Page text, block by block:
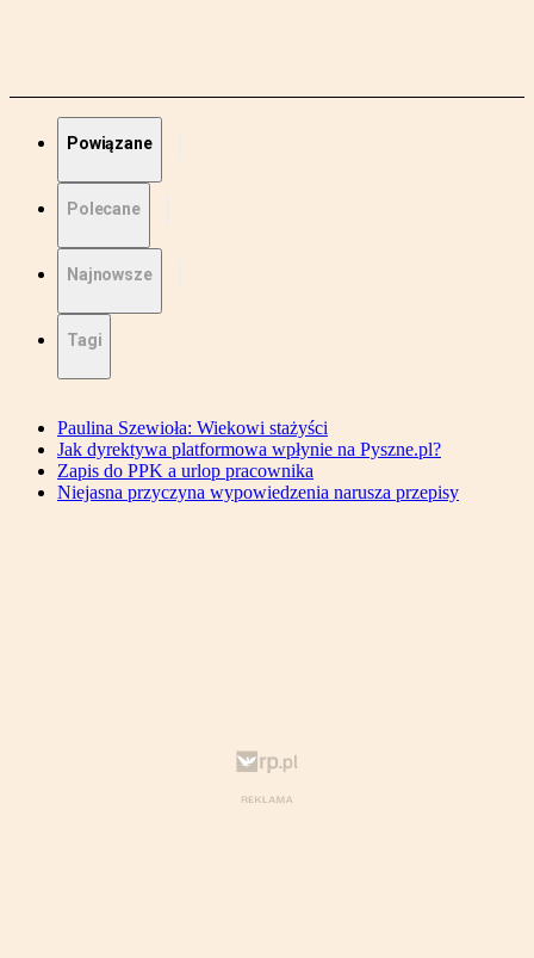
Powiązane
Polecane
Najnowsze
Tagi
Paulina Szewioła: Wiekowi stażyści
Jak dyrektywa platformowa wpłynie na Pyszne.pl?
Zapis do PPK a urlop pracownika
Niejasna przyczyna wypowiedzenia narusza przepisy